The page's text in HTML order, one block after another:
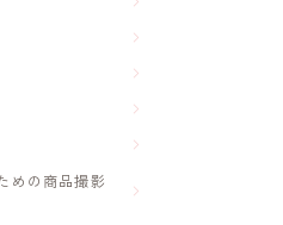
めの商品撮影